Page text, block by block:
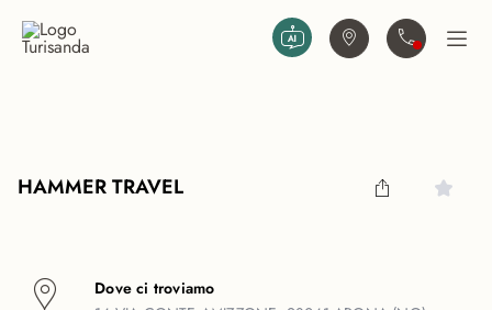
Trova agenziaContattaciApri
HAMMER TRAVEL
Dove ci troviamo